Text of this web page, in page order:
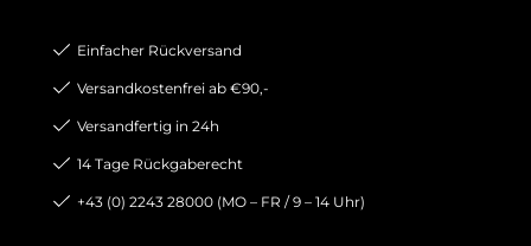
Einfacher Rückversand
Versandkostenfrei ab €90,-
Versandfertig in 24h
14 Tage Rückgaberecht
+43 (0) 2243 28000 (MO – FR / 9 – 14 Uhr)